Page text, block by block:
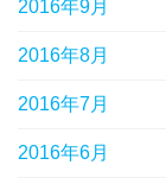
2016年9月
2016年8月
2016年7月
2016年6月